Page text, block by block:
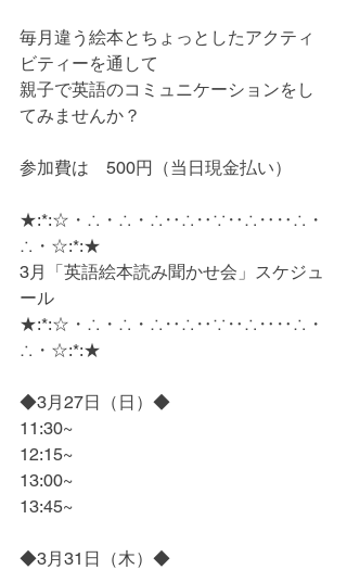
毎月違う絵本とちょっとしたアクティ
ビティーを通して
親子で英語のコミュニケーションをし
てみませんか？
参加費は　500円（当日現金払い）
★:*:☆・∴・∴・∴‥∴‥∵‥∴‥‥∴・
∴・☆:*:★
3月「英語絵本読み聞かせ会」スケジュ
ール
★:*:☆・∴・∴・∴‥∴‥∵‥∴‥‥∴・
∴・☆:*:★
◆3月27日（日）◆
11:30~
12:15~
13:00~
13:45~
◆3月31日（木）◆